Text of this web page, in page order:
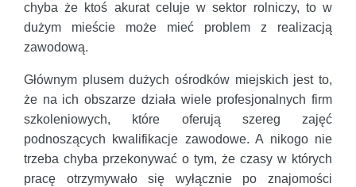
chyba że ktoś akurat celuje w sektor rolniczy, to w
dużym mieście może mieć problem z realizacją
zawodową.
Głównym plusem dużych ośrodków miejskich jest to,
że na ich obszarze działa wiele profesjonalnych firm
szkoleniowych, które oferują szereg zajęć
podnoszących kwalifikacje zawodowe. A nikogo nie
trzeba chyba przekonywać o tym, że czasy w których
pracę otrzymywało się wyłącznie po znajomości